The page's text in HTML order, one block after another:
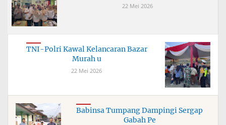
22 Mei 2026
TNI-Polri Kawal Kelancaran Bazar
Murah u
22 Mei 2026
Babinsa Tumpang Dampingi Sergap
Gabah Pe